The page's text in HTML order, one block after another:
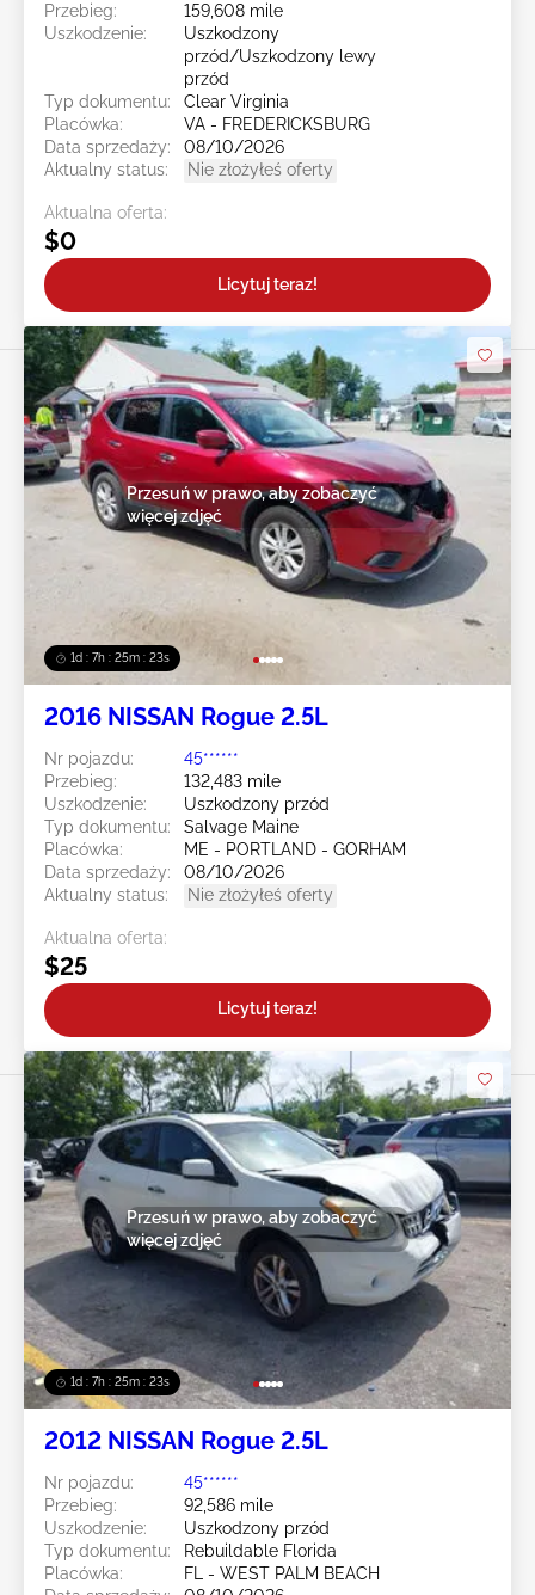
Przebieg:
159,608 mile
Uszkodzenie:
Uszkodzony
przód/Uszkodzony lewy
przód
Typ dokumentu:
Clear Virginia
Placówka:
VA - FREDERICKSBURG
Data sprzedaży:
08/10/2026
Aktualny status:
Nie złożyłeś oferty
Aktualna oferta:
$0
Licytuj teraz!
1d : 7h : 25m : 20s
Przesuń w prawo, aby zobaczyć
więcej zdjęć
2016 NISSAN Rogue 2.5L
Nr pojazdu:
45******
Przebieg:
132,483 mile
Uszkodzenie:
Uszkodzony przód
Typ dokumentu:
Salvage Maine
Placówka:
ME - PORTLAND - GORHAM
Data sprzedaży:
08/10/2026
Aktualny status:
Nie złożyłeś oferty
Aktualna oferta:
$25
Licytuj teraz!
1d : 7h : 25m : 20s
Przesuń w prawo, aby zobaczyć
więcej zdjęć
2012 NISSAN Rogue 2.5L
Nr pojazdu:
45******
Przebieg:
92,586 mile
Uszkodzenie:
Uszkodzony przód
Typ dokumentu:
Rebuildable Florida
Placówka:
FL - WEST PALM BEACH